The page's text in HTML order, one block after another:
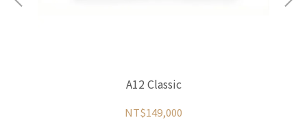
A12 Classic
NT$149,000